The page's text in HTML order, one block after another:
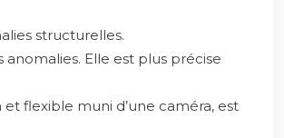
structurelles.
Elle est plus précise
flexible muni d’une caméra, est